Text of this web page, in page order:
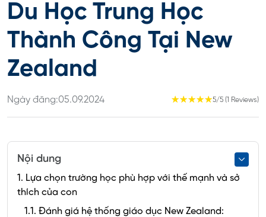
Du Học Trung Học
Thành Công Tại New
Zealand
Ngày đăng:05.09.2024 ☆
☆
☆
☆
☆ 5/5 (1 Reviews)
Nội dung
1. Lựa chọn trường học phù hợp với thế mạnh và sở
thích của con
1.1. Đánh giá hệ thống giáo dục New Zealand: